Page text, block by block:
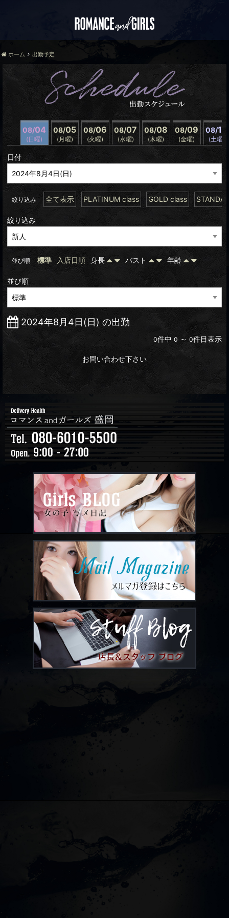
ホーム 出勤予定
08/04
(日曜)
08/05
(月曜)
08/06
(火曜)
08/07
(水曜)
08/08
(木曜)
08/09
(金曜)
08/10
(土曜)
日付
絞り込み 全て表示 PLATINUM class GOLD class
絞り込み
並び順 標準 入店日順 身長 バスト 年齢
並び順
2024年8月4日(日) の出勤
0件中 0 ～ 0件目表示
お問い合わせ下さい